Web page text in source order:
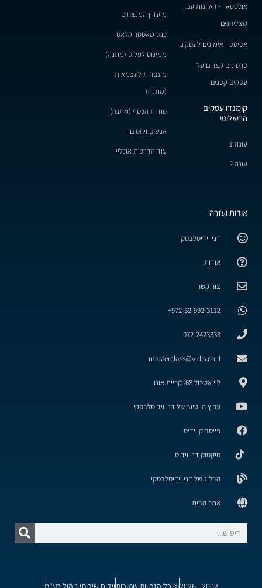
אולסטאר - ראיונות עם
מצליחנים
אסיסט - אימונים לעסקים
סרטונים קצרים על
עסקים קטנים
קומנדו עסקים
הריאליטי
עונה 1
עונה 2
מועדון המנצחים
כנס מאסטר קלאס
ממינוס לפלוס (מתנה)
מעבדות לעצמאות
(מתנה)
סודות הכסף (מתנה)
אנשים ויחסים
עוד הדרכות אונליין
אודות ועזרה
דני וידיסלבסקי
אודות
צור קשר
972-52-992-3112+
072-2423333
masterclass@vidis.co.il
לוי אשכול 68, קריית אונו
ערוץ היוטיוב של דני וידיסלבסקי
פייסבוק וידיס
טיקטוק דני וידיס
הבלוג של דני וידיסלבסקי
אתר הבית